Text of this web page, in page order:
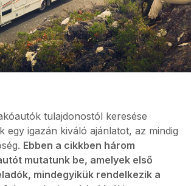
tulajdonostól keresése
egy igazán kiváló ajánlatot, az mindig
Ebben a cikkben három
mutatunk be, amelyek első
mindegyikük rendelkezik a